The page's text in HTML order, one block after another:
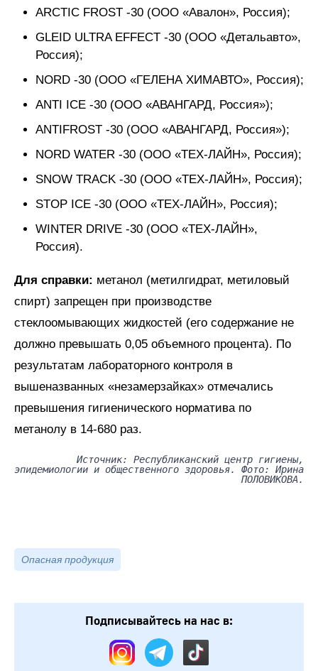
ARCTIC FROST -30 (ООО «Авалон», Россия);
GLEID ULTRA EFFECT -30 (ООО «Детальавто»,
Россия);
NORD -30 (ООО «ГЕЛЕНА ХИМАВТО», Россия);
ANTI ICE -30 (ООО «АВАНГАРД, Россия»);
ANTIFROST -30 (ООО «АВАНГАРД, Россия»);
NORD WATER -30 (ООО «ТЕХ-ЛАЙН», Россия);
SNOW TRACK -30 (ООО «ТЕХ-ЛАЙН», Россия);
STOP ICE -30 (ООО «ТЕХ-ЛАЙН», Россия);
WINTER DRIVE -30 (ООО «ТЕХ-ЛАЙН»,
Россия).
Для справки: метанол (метилгидрат, метиловый
спирт) запрещен при производстве
стеклоомывающих жидкостей (его содержание не
должно превышать 0,05 объемного процента). По
результатам лабораторного контроля в
вышеназванных «незамерзайках» отмечались
превышения гигиенического норматива по
метанолу в 14-680 раз.
Источник: Республиканский центр гигиены,
эпидемиологии и общественного здоровья. Фото: Ирина
ПОЛОВИКОВА.
Опасная продукция
Подписывайтесь на нас в: